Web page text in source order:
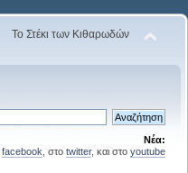
Το Στέκι των Κιθαρωδών
Νέα:
facebook , στο twitter, και στο youtube